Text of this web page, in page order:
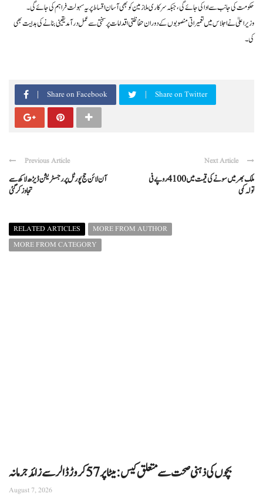
حکومت کی جانب سے ادا کی جائے گی، جبکہ سرکاری ملازمین کو بھی آسان اقساط پر یہ سہولت فراہم کی جائے گی۔
وزیراعلیٰ نے اجلاس میں تعمیراتی منصوبوں کے دوران حفاظتی اقدامات پر سختی سے عمل درآمد یقینی بنانے کی ہدایت بھی
کی۔
Share on Facebook Share on Twitter
Previous Article
آن لائن حج پورٹل پر رجسٹریشن ڈیڑھ لاکھ سے
تجاوز کر گئی
Next Article
ملک بھر میں سونے کی قیمت میں 4100 روپے فی
تولہ کمی
RELATED ARTICLES
MORE FROM AUTHOR
MORE FROM CATEGORY
بچوں کی ذہنی صحت سے متعلق کیس: میٹا پر 57 کروڑ ڈالر سے زائد جرمانہ
August 7, 2026